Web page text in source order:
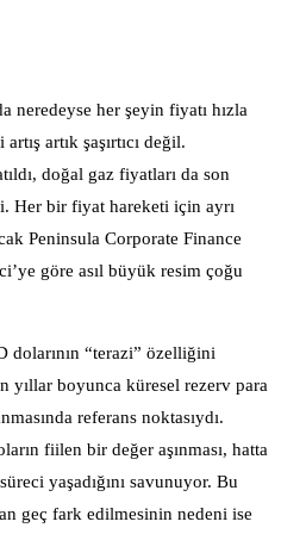
neredeyse her şeyin fiyatı hızla
artık şaşırtıcı değil.
doğal gaz fiyatları da son
Her bir fiyat hareketi için ayrı
Peninsula Corporate Finance
göre asıl büyük resim çoğu
dolarının “terazi” özelliğini
boyunca küresel rezerv para
referans noktasıydı.
fiilen bir değer aşınması, hatta
yaşadığını savunuyor. Bu
geç fark edilmesinin nedeni ise